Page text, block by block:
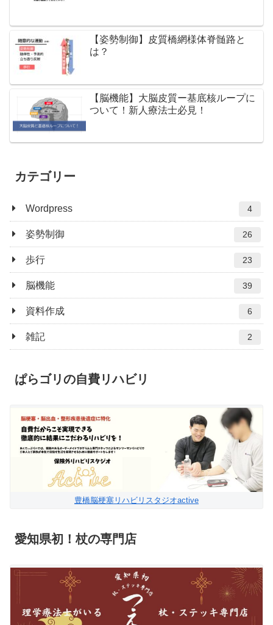
【姿勢制御】皮質橋網様体脊髄路と
は？
【脳機能】大脳皮質ー基底核ループに
ついて！新人療法士必見！
カテゴリー
Wordpress 4
姿勢制御 26
歩行 23
脳機能 39
資料作成 6
雑記 2
ぱらゴリの自費リハビリ
豊橋脳梗塞リハビリスタジオactive
愛知県初！杖の専門店